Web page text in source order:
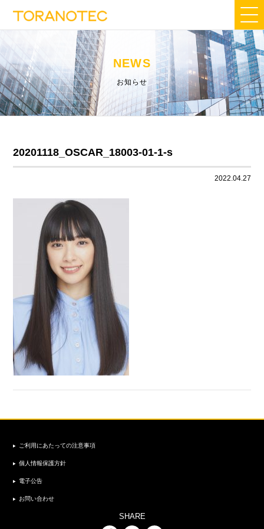
NEWS
お知らせ
20201118_OSCAR_18003-01-1-s
2022.04.27
ご利用にあたっての注意事項
個人情報保護方針
電子公告
お問い合わせ
SHARE